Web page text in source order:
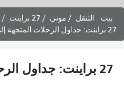
في
السفر
الرحلات المتجهة إلى